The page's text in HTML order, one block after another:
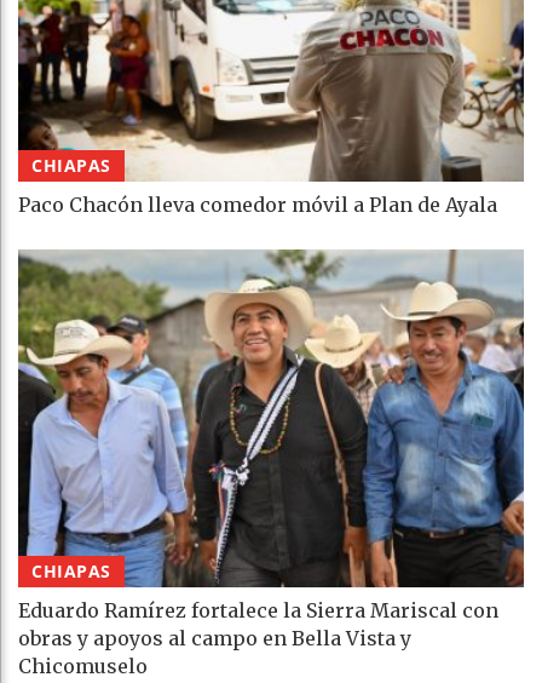
CHIAPAS
Paco Chacón lleva comedor móvil a Plan de Ayala
CHIAPAS
Eduardo Ramírez fortalece la Sierra Mariscal con
obras y apoyos al campo en Bella Vista y
Chicomuselo